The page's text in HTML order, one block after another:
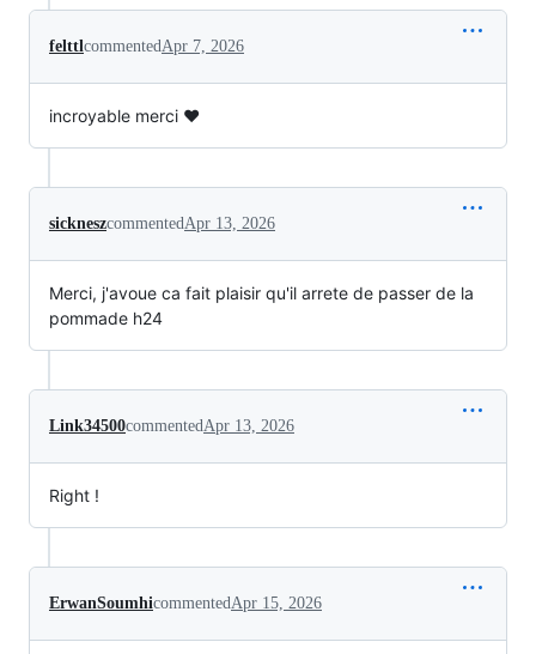
felttlcommentedApr 7, 2026
incroyable merci ♥
sickneszcommentedApr 13, 2026
Merci, j'avoue ca fait plaisir qu'il arrete de passer de la
pommade h24
Link34500commentedApr 13, 2026
Right !
ErwanSoumhicommentedApr 15, 2026